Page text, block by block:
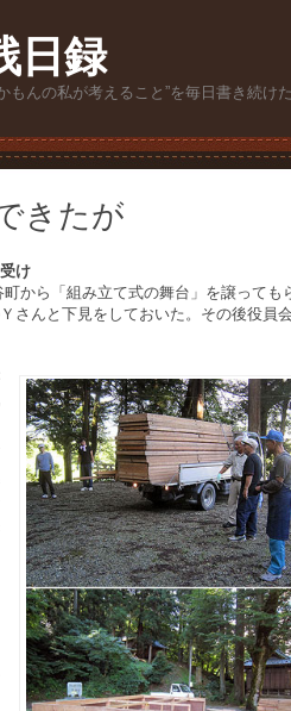
日録
もんの私が考えること”を毎日書き続け
きたが
け
から「組み立て式の舞台」を譲っても
さんと下見をしておいた。その後役員